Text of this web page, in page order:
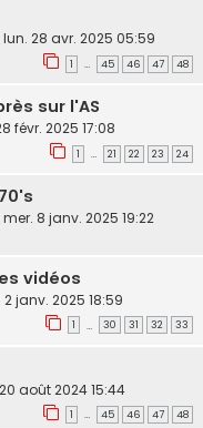
lun. 28 avr. 2025 05:59
1 … 45 46 47 48
sur l'AS
févr. 2025 17:08
1 … 21 22 23 24
mer. 8 janv. 2025 19:22
vidéos
2 janv. 2025 18:59
1 … 30 31 32 33
août 2024 15:44
1 … 45 46 47 48